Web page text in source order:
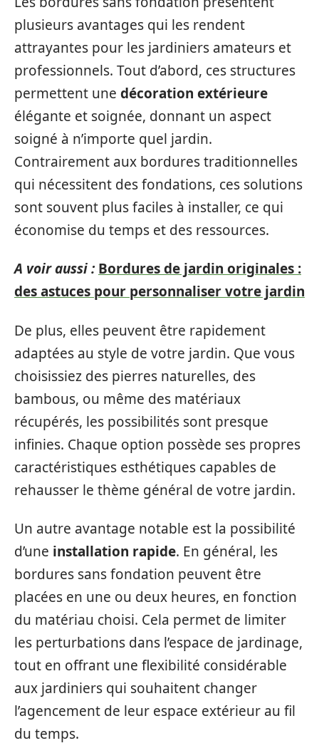
plusieurs avantages qui les rendent
attrayantes pour les jardiniers amateurs et
professionnels. Tout d’abord, ces structures
permettent une décoration extérieure
élégante et soignée, donnant un aspect
soigné à n’importe quel jardin.
Contrairement aux bordures traditionnelles
qui nécessitent des fondations, ces solutions
sont souvent plus faciles à installer, ce qui
économise du temps et des ressources.
A voir aussi : Bordures de jardin originales :
des astuces pour personnaliser votre jardin
De plus, elles peuvent être rapidement
adaptées au style de votre jardin. Que vous
choisissiez des pierres naturelles, des
bambous, ou même des matériaux
récupérés, les possibilités sont presque
infinies. Chaque option possède ses propres
caractéristiques esthétiques capables de
rehausser le thème général de votre jardin.
Un autre avantage notable est la possibilité
d’une installation rapide. En général, les
bordures sans fondation peuvent être
placées en une ou deux heures, en fonction
du matériau choisi. Cela permet de limiter
les perturbations dans l’espace de jardinage,
tout en offrant une flexibilité considérable
aux jardiniers qui souhaitent changer
l’agencement de leur espace extérieur au fil
du temps.